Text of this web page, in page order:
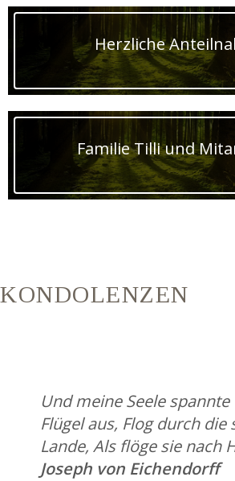
Herzliche
Familie Tilli und
KONDOLENZEN
Und meine Seele
Flügel aus, Flog durch die
Lande, Als flöge sie nach
Joseph von Eichendorff